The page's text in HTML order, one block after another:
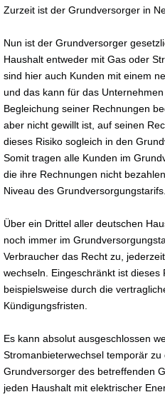
Zurzeit ist der Grundversorger in
Nun ist der Grundversorger
Haushalt entweder mit Gas oder
sind hier auch Kunden mit einem
und das kann für das
Begleichung seiner Rechnungen
aber nicht gewillt ist, auf seinen
dieses Risiko sogleich in den
Somit tragen alle Kunden im
die ihre Rechnungen nicht
Niveau des Grundversorgungstarifs.
Über ein Drittel aller deutschen
noch immer im
Verbraucher das Recht zu,
wechseln. Eingeschränkt ist dieses
beispielsweise durch die
Kündigungsfristen.
Es kann absolut ausgeschlossen
Stromanbieterwechsel temporär
Grundversorger des betreffenden
jeden Haushalt mit elektrischer